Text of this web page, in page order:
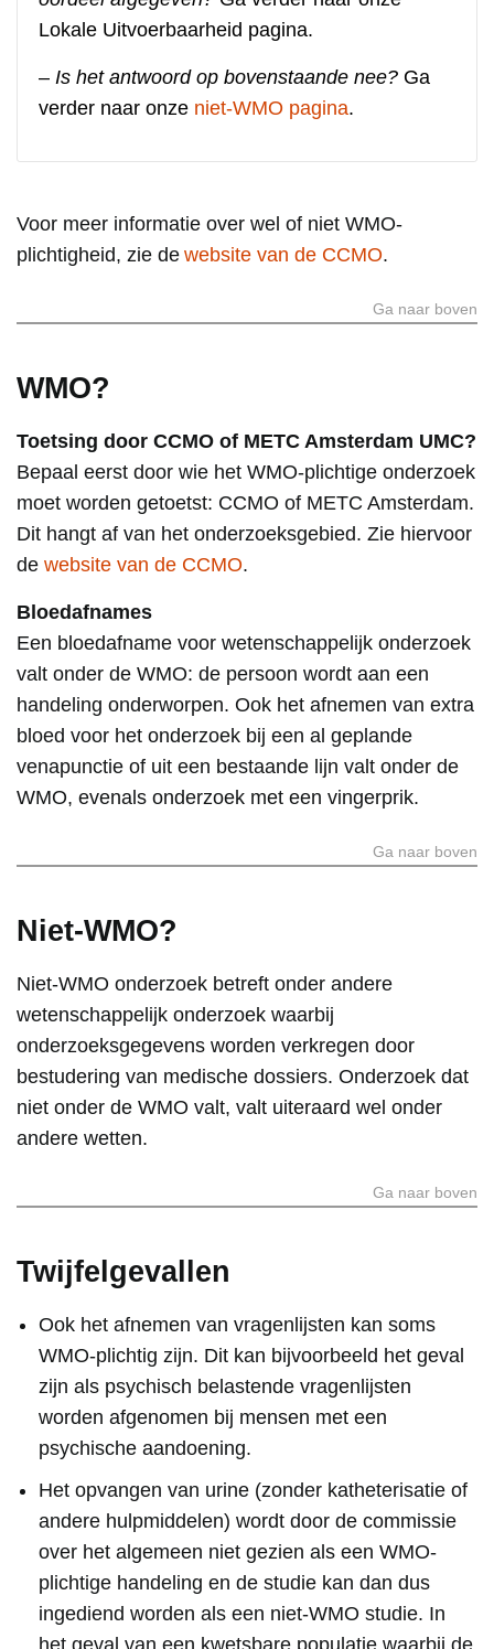
Lokale Uitvoerbaarheid pagina.
– Is het antwoord op bovenstaande nee? Ga
verder naar onze niet-WMO pagina.
Voor meer informatie over wel of niet WMO-
plichtigheid, zie de website van de CCMO.
Ga naar boven
WMO?
Toetsing door CCMO of METC Amsterdam UMC?
Bepaal eerst door wie het WMO-plichtige onderzoek
moet worden getoetst: CCMO of METC Amsterdam.
Dit hangt af van het onderzoeksgebied. Zie hiervoor
de website van de CCMO.
Bloedafnames
Een bloedafname voor wetenschappelijk onderzoek
valt onder de WMO: de persoon wordt aan een
handeling onderworpen. Ook het afnemen van extra
bloed voor het onderzoek bij een al geplande
venapunctie of uit een bestaande lijn valt onder de
WMO, evenals onderzoek met een vingerprik.
Ga naar boven
Niet-WMO?
Niet-WMO onderzoek betreft onder andere
wetenschappelijk onderzoek waarbij
onderzoeksgegevens worden verkregen door
bestudering van medische dossiers. Onderzoek dat
niet onder de WMO valt, valt uiteraard wel onder
andere wetten.
Ga naar boven
Twijfelgevallen
Ook het afnemen van vragenlijsten kan soms
WMO-plichtig zijn. Dit kan bijvoorbeeld het geval
zijn als psychisch belastende vragenlijsten
worden afgenomen bij mensen met een
psychische aandoening.
Het opvangen van urine (zonder katheterisatie of
andere hulpmiddelen) wordt door de commissie
over het algemeen niet gezien als een WMO-
plichtige handeling en de studie kan dan dus
ingediend worden als een niet-WMO studie. In
het geval van een kwetsbare populatie waarbij de